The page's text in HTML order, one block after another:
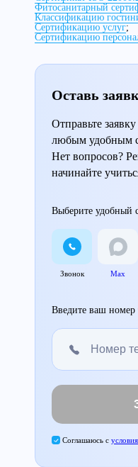
Фитосанитарный
Классификацию
Сертификацию услуг;
Сертификацию
Оставь
Отправьте
любым удобным
Нет вопросов?
начинайте
Выберите удобный
Звонок Max
Введите ваш номер
Соглашаюсь с